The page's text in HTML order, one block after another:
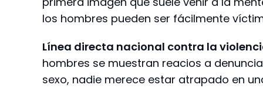
los hombres pueden ser fácilmente
Línea directa nacional contra la
hombres se muestran reacios a
sexo, nadie merece estar atrapado en